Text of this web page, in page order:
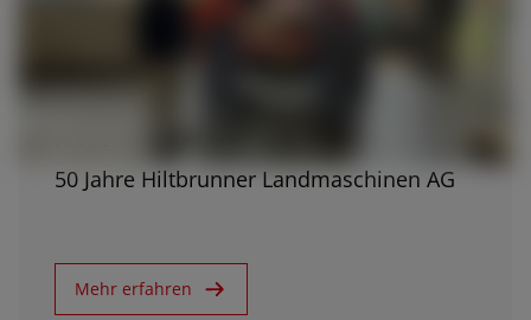
50 Jahre Hiltbrunner Landmaschinen AG
Mehr erfahren